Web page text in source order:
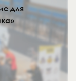
для